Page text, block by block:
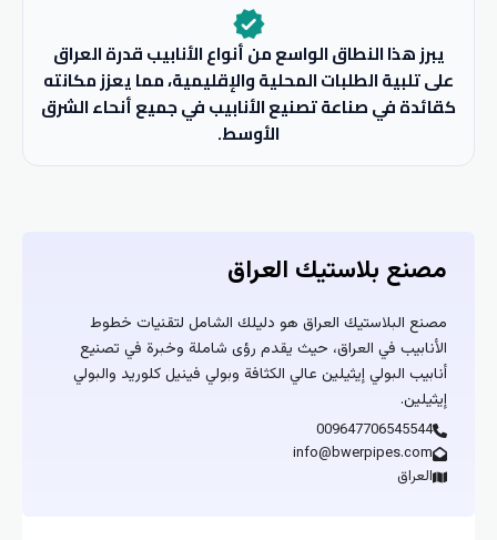
verified
يبرز هذا النطاق الواسع من أنواع الأنابيب قدرة العراق
على تلبية الطلبات المحلية والإقليمية، مما يعزز مكانته
كقائدة في صناعة تصنيع الأنابيب في جميع أنحاء الشرق
الأوسط.
مصنع بلاستيك العراق
مصنع البلاستيك العراق هو دليلك الشامل لتقنيات خطوط
الأنابيب في العراق، حيث يقدم رؤى شاملة وخبرة في تصنيع
أنابيب البولي إيثيلين عالي الكثافة وبولي فينيل كلوريد والبولي
إيثيلين.
009647706545544
info@bwerpipes.com
العراق